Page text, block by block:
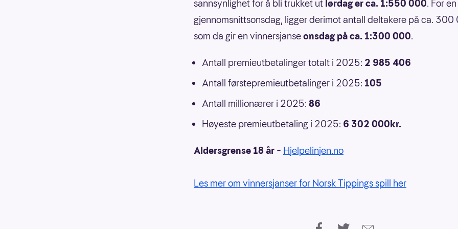
sannsynlighet for å bli trukket ut lørdag er ca. 1:550 000. For en
gjennomsnittsonsdag, ligger derimot antall deltakere på ca.
som da gir en vinnersjanseonsdag på ca. 1:300 000.
Antall premieutbetalinger totalt i 2025: 2 985 406
Antall førstepremieutbetalinger i 2025: 105
Antall millionærer i 2025: 86
Høyeste premieutbetaling i 2025: 6 302 000kr.
Aldersgrense 18 år – Hjelpelinjen.no
Les mer om vinnersjanser for Norsk Tippings spill her